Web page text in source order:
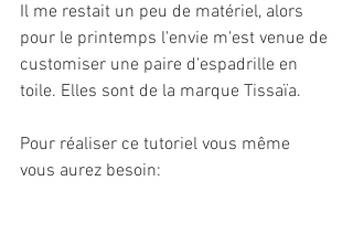
Il me restait un peu de matériel, alors
pour le printemps l'envie m'est venue de
customiser une paire d'espadrille en
toile. Elles sont de la marque Tissaïa.
Pour réaliser ce tutoriel vous même
vous aurez besoin: